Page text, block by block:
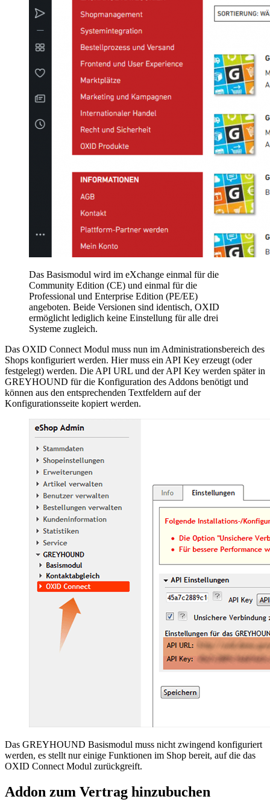
Das Basismodul wird im eXchange einmal für die
Community Edition (CE) und einmal für die
Professional und Enterprise Edition (PE/EE)
angeboten. Beide Versionen sind identisch, OXID
ermöglicht lediglich keine Einstellung für alle drei
Systeme zugleich.
Das OXID Connect Modul muss nun im Administrationsbereich des
Shops konfiguriert werden. Hier muss ein API Key erzeugt (oder
festgelegt) werden. Die API URL und der API Key werden später in
GREYHOUND für die Konfiguration des Addons benötigt und
können aus den entsprechenden Textfeldern auf der
Konfigurationsseite kopiert werden.
Das GREYHOUND Basismodul muss nicht zwingend konfiguriert
werden, es stellt nur einige Funktionen im Shop bereit, auf die das
OXID Connect Modul zurückgreift.
Addon zum Vertrag hinzubuchen